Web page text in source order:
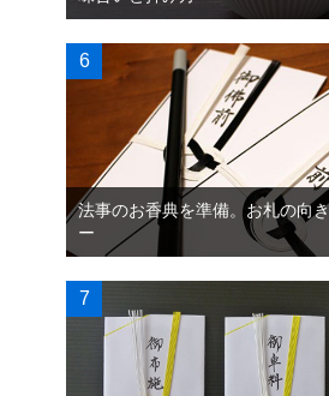
法事のお香典を準備。お札の向
ー